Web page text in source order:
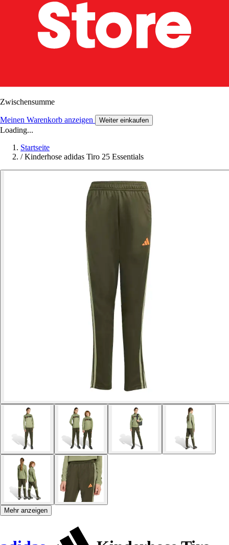
Zwischensumme
Meinen Warenkorb anzeigen Weiter einkaufen
Loading...
Startseite
/ Kinderhose adidas Tiro 25 Essentials
Mehr anzeigen